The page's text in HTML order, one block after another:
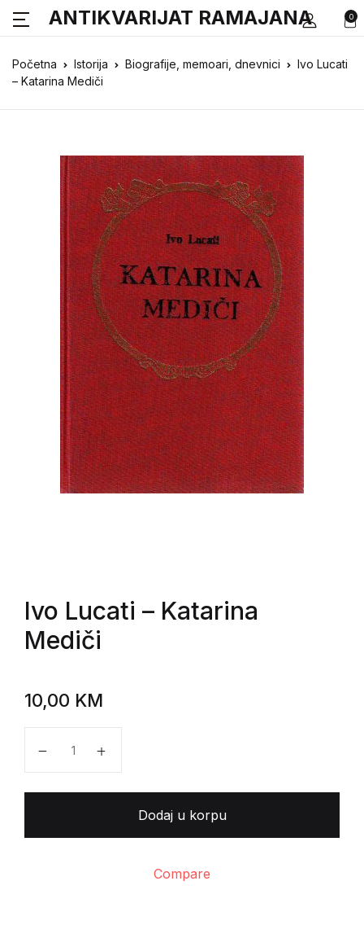
0
ANTIKVARIJAT RAMAJANA
Početna Istorija Biografije, memoari, dnevnici
Ivo Lucati
– Katarina Mediči
Ivo Lucati – Katarina
Mediči
10,00 KM
Dodaj u korpu
Compare